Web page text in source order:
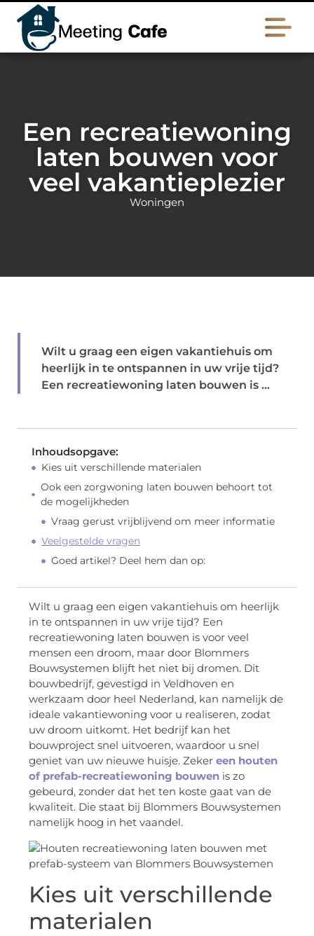
Een recreatiewoning
laten bouwen voor
veel vakantieplezier
Woningen
Wilt u graag een eigen vakantiehuis om
heerlijk in te ontspannen in uw vrije tijd?
Een recreatiewoning laten bouwen is ...
Inhoudsopgave:
Kies uit verschillende materialen
Ook een zorgwoning laten bouwen behoort tot
de mogelijkheden
Vraag gerust vrijblijvend om meer informatie
Veelgestelde vragen
Goed artikel? Deel hem dan op:
Wilt u graag een eigen vakantiehuis om heerlijk
in te ontspannen in uw vrije tijd? Een
recreatiewoning laten bouwen is voor veel
mensen een droom, maar door Blommers
Bouwsystemen blijft het niet bij dromen. Dit
bouwbedrijf, gevestigd in Veldhoven en
werkzaam door heel Nederland, kan namelijk de
ideale vakantiewoning voor u realiseren, zodat
uw droom uitkomt. Het bedrijf kan het
bouwproject snel uitvoeren, waardoor u snel
geniet van uw nieuwe huisje. Zeker een houten
of prefab-recreatiewoning bouwen is zo
gebeurd, zonder dat het ten koste gaat van de
kwaliteit. Die staat bij Blommers Bouwsystemen
namelijk hoog in het vaandel.
Kies uit verschillende
materialen